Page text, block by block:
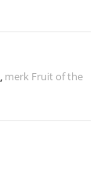
, merk Fruit of the